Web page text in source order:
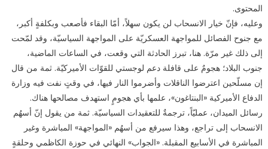
المحتوى.
وعليه، فإنّ خيار الانسحاب لن يكون سهلاً، أمّا البقاء فأصعب وبكلفةٍ أكبر،
مع جنوح الفصائل للمواجهة العسكريّة على المواجهة السياسيّة، وقد لمّحت
إلى ذلك غير مرّة. هنا، تبرز الحادثة التي وقعت، في الساعات الماضية،
جنوب البلاد؛ هجومٌ على قافلة دعم لوجستي للقوّات الأميركيّة. ثمة من قال
إن مسلّحين اعترضوا الناقلات وأضرموا النار فيها، في وقتٍ نفت فيه وزارة
الدفاع الأميركية «البنتاغون»، علمها بأي هجومٍ استهدف مصالحها هناك.
رسائل الميدان، عمليّاً، ترجمةٌ للتعقيدات السياسيّة. ثمة من يقول إنّ أسهُم
الانسحاب إلى تراجع، وهذا سيرفع من أسهُم «المواجهة» المباشرة وغير
المباشرة في الأسابيع المقبلة. «الجواب» النهائي في حوزة الكاظمي وحلقةٍ